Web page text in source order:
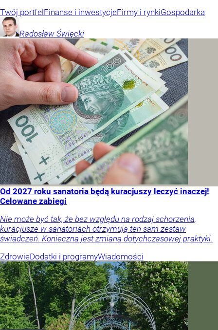
Twój portfel Finanse i inwestycjeFirmy i rynkiGospodarka
Radosław Święcki
Od 2027 roku sanatoria będą kuracjuszy leczyć inaczej!
Celowane zabiegi
Nie może być tak, że bez względu na rodzaj schorzenia,
kuracjusze w sanatoriach otrzymują ten sam zestaw
świadczeń. Konieczna jest zmiana dotychczasowej praktyki.
ZdrowieDodatki i programyWiadomości